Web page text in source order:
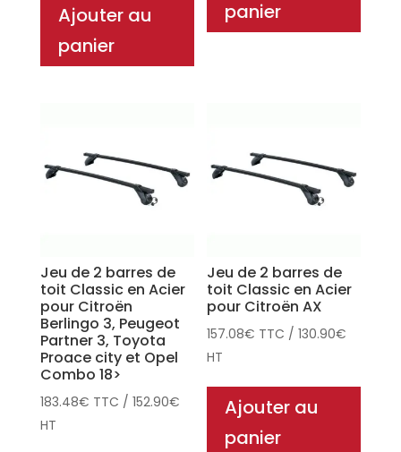
Ajouter au
panier
panier
Jeu de 2 barres de
toit Classic en Acier
pour Citroën
Berlingo 3, Peugeot
Partner 3, Toyota
Proace city et Opel
Combo 18>
183.48€ TTC / 152.90€
HT
Jeu de 2 barres de
toit Classic en Acier
pour Citroën AX
157.08€ TTC /130.90€
HT
Ajouter au
panier